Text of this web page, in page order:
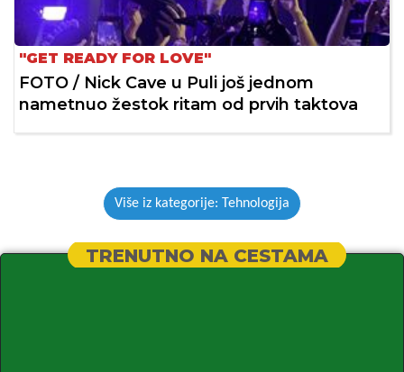
"GET READY FOR LOVE"
FOTO / Nick Cave u Puli još jednom
nametnuo žestok ritam od prvih taktova
Više iz kategorije: Tehnologija
TRENUTNO NA CESTAMA